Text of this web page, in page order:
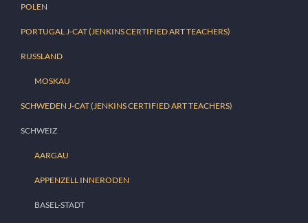
POLEN
PORTUGAL J-CAT (JENKINS CERTIFIED ART TEACHERS)
RUSSLAND
MOSKAU
SCHWEDEN J-CAT (JENKINS CERTIFIED ART TEACHERS)
SCHWEIZ
AARGAU
APPENZELL INNERODEN
BASEL-STADT